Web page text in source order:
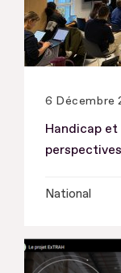
6 Décembre
Handicap
National